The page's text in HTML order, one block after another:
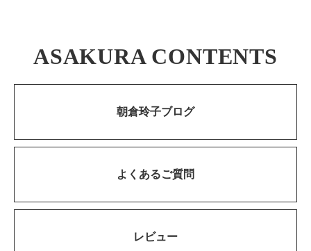
ASAKURA CONTENTS
朝倉玲子ブログ
よくあるご質問
レビュー